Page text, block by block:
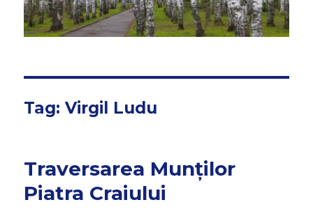
Tag:Virgil Ludu
Traversarea Munților
Piatra Craiului